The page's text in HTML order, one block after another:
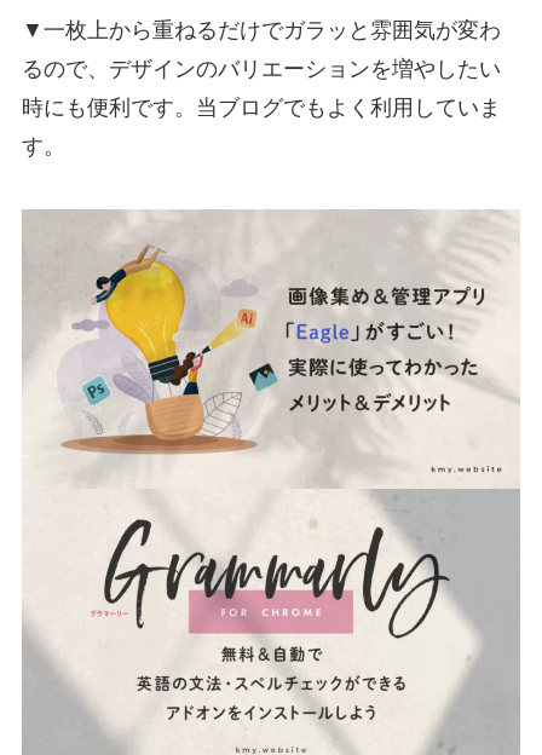
▼一枚上から重ねるだけでガラッと雰囲気が変わ
るので、デザインのバリエーションを増やしたい
時にも便利です。当ブログでもよく利用していま
す。